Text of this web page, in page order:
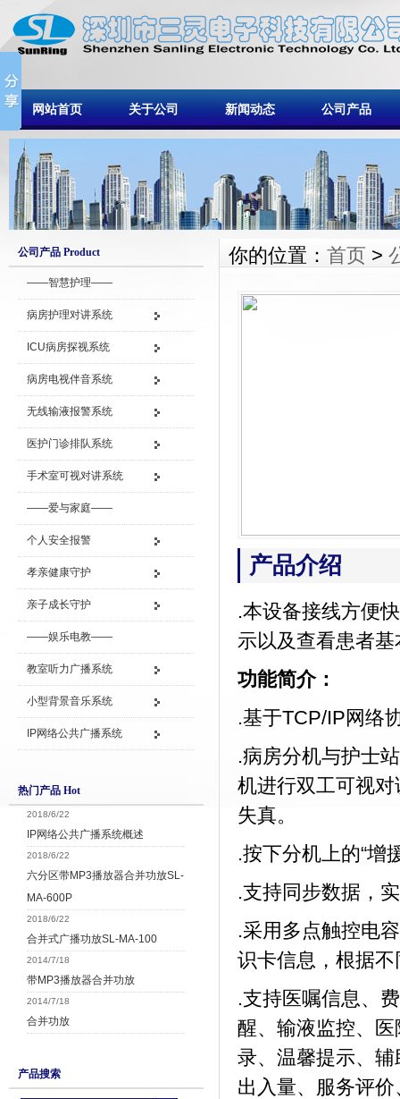
网站首页 关于公司 新闻动态 公司产品
公司产品 Product
——智慧护理——
病房护理对讲系统
ICU病房探视系统
病房电视伴音系统
无线输液报警系统
医护门诊排队系统
手术室可视对讲系统
——爱与家庭——
个人安全报警
孝亲健康守护
亲子成长守护
——娱乐电教——
教室听力广播系统
小型背景音乐系统
IP网络公共广播系统
热门产品 Hot
2018/6/22
IP网络公共广播系统概述
2018/6/22
六分区带MP3播放器合并功放SL-
MA-600P
2018/6/22
合并式广播功放SL-MA-100
2014/7/18
带MP3播放器合并功放
2014/7/18
合并功放
产品搜索
你的位置： 首页 >
产品介绍
.本设备接线方便
示以及查看患者
功能简介：
.基于TCP/IP网络
.病房分机与护士
机进行双工可视
失真。
.按下分机上的“增
.支持同步数据，
.采用多点触控电
识卡信息，根据
.支持医嘱信息、
醒、输液监控、
录、温馨提示、
出入量、服务评